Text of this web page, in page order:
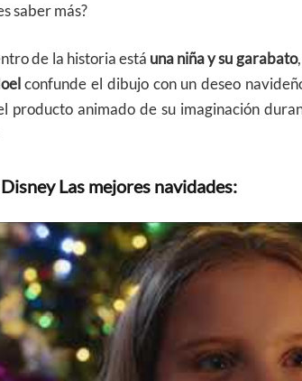
saber más?
de la historia está una niña y su garabato
confunde el dibujo con un deseo
producto animado de su imaginación
Las mejores navidades: